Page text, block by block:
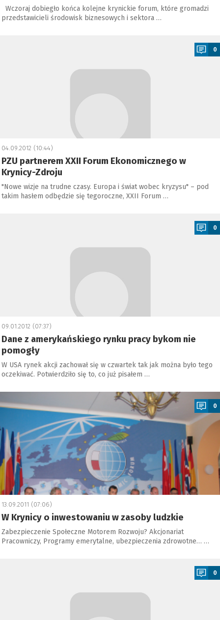
Wczoraj dobiegło końca kolejne krynickie forum, które gromadzi
przedstawicieli środowisk biznesowych i sektora …
0
04.09.2012 (10:44)
PZU partnerem XXII Forum Ekonomicznego w
Krynicy-Zdroju
"Nowe wizje na trudne czasy. Europa i świat wobec kryzysu" – pod
takim hasłem odbędzie się tegoroczne, XXII Forum …
0
09.01.2012 (07:37)
Dane z amerykańskiego rynku pracy bykom nie
pomogły
W USA rynek akcji zachował się w czwartek tak jak można było tego
oczekiwać. Potwierdziło się to, co już pisałem …
0
13.09.2011 (07:06)
W Krynicy o inwestowaniu w zasoby ludzkie
Zabezpieczenie Społeczne Motorem Rozwoju? Akcjonariat
Pracowniczy, Programy emerytalne, ubezpieczenia zdrowotne… …
0